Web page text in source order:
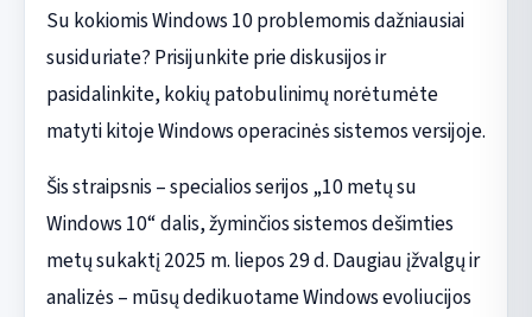
Su kokiomis Windows 10 problemomis dažniausiai
susiduriate? Prisijunkite prie diskusijos ir
pasidalinkite, kokių patobulinimų norėtumėte
matyti kitoje Windows operacinės sistemos versijoje.
Šis straipsnis – specialios serijos „10 metų su
Windows 10“ dalis, žyminčios sistemos dešimties
metų sukaktį 2025 m. liepos 29 d. Daugiau įžvalgų ir
analizės – mūsų dedikuotame Windows evoliucijos